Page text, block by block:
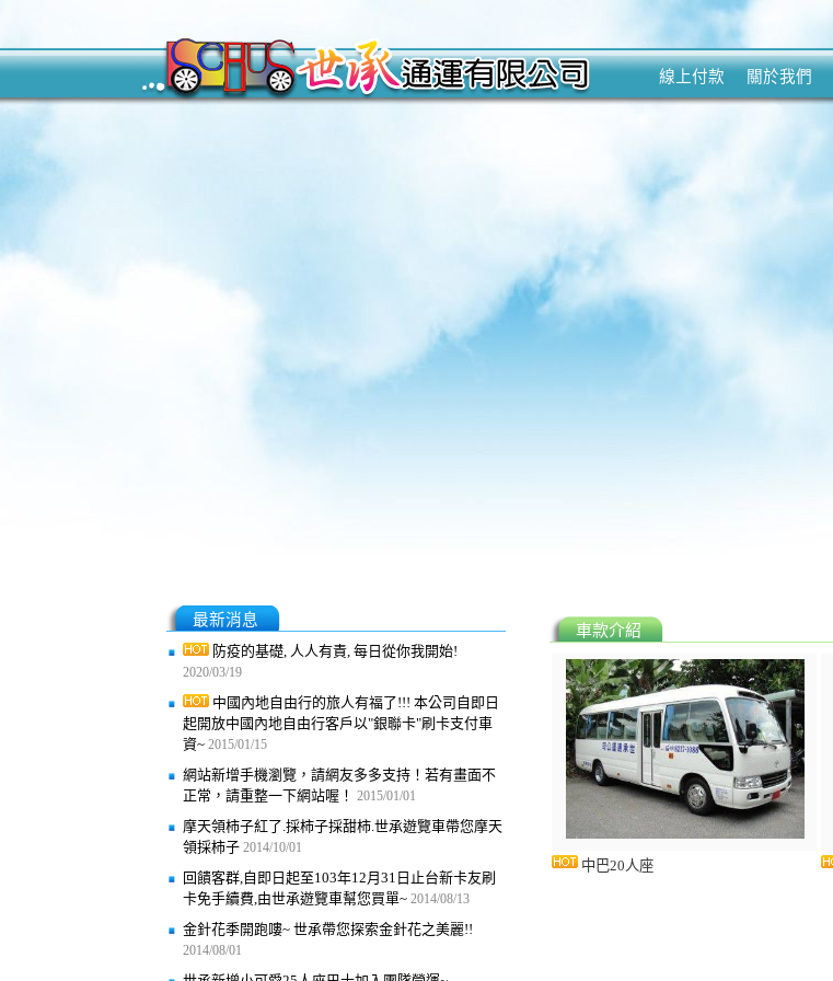
線上付款 關於我們
最新消息
防疫的基礎, 人人有責, 每日從你我開始!
2020/03/19
中國內地自由行的旅人有福了!!! 本公司自即日
起開放中國內地自由行客戶以"銀聯卡"刷卡支付車
資~ 2015/01/15
網站新增手機瀏覽，請網友多多支持！若有畫面不
正常，請重整一下網站喔！ 2015/01/01
摩天領柿子紅了.採柿子採甜柿.世承遊覽車帶您摩天
領採柿子 2014/10/01
回饋客群,自即日起至103年12月31日止台新卡友刷
卡免手續費,由世承遊覽車幫您買單~ 2014/08/13
金針花季開跑嘍~ 世承帶您探索金針花之美麗!!
2014/08/01
車款介紹
中巴20人座